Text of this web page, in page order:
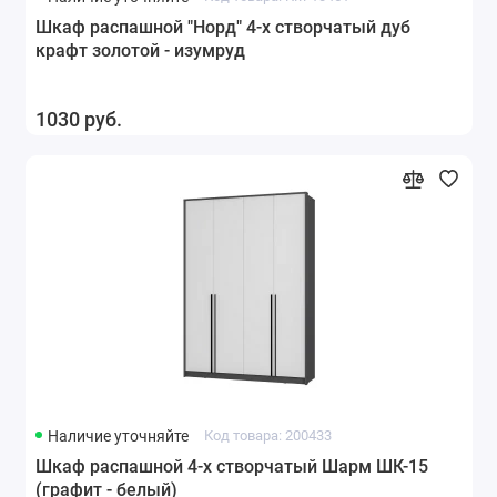
Шкаф распашной "Норд" 4-х створчатый дуб
крафт золотой - изумруд
1030 руб.
Наличие уточняйте Код товара: 200433
Шкаф распашной 4-х створчатый Шарм ШК-15
(графит - белый)